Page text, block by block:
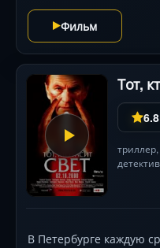
Фильм
Тот,
6.8
триллер,
детектив
В Петербурге каждую